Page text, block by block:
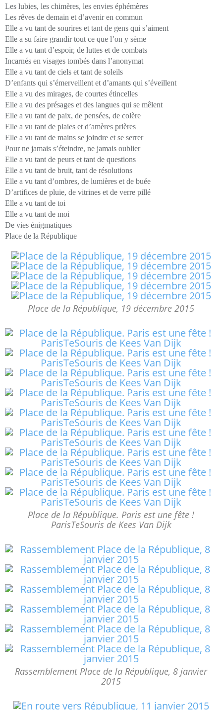
Les lubies, les chimères, les envies éphémères
Les rêves de demain et d’avenir en commun
Elle a vu tant de sourires et tant de gens qui s’aiment
Elle a su faire grandir tout ce que l’on y sème
Elle a vu tant d’espoir, de luttes et de combats
Incarnés en visages tombés dans l’anonymat
Elle a vu tant de ciels et tant de soleils
D’enfants qui s’émerveillent et d’amants qui s’éveillent
Elle a vu des mirages, de courtes étincelles
Elle a vu des présages et des langues qui se mêlent
Elle a vu tant de paix, de pensées, de colère
Elle a vu tant de plaies et d’amères prières
Elle a vu tant de mains se joindre et se serrer
Pour ne jamais s’éteindre, ne jamais oublier
Elle a vu tant de peurs et tant de questions
Elle a vu tant de bruit, tant de résolutions
Elle a vu tant d’ombres, de lumières et de buée
D’artifices de pluie, de vitrines et de verre pillé
Elle a vu tant de toi
Elle a vu tant de moi
De vies énigmatiques
Place de la République
Place de la République, 19 décembre 2015
Place de la République. Paris est une fête !
ParisTeSouris de Kees Van Dijk
Rassemblement Place de la République, 8 janvier
2015